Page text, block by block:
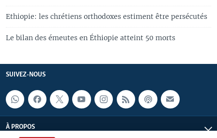
Ethiopie: les chrétiens orthodoxes estiment être persécutés
Le bilan des émeutes en Éthiopie atteint 50 morts
SUIVEZ-NOUS
À PROPOS